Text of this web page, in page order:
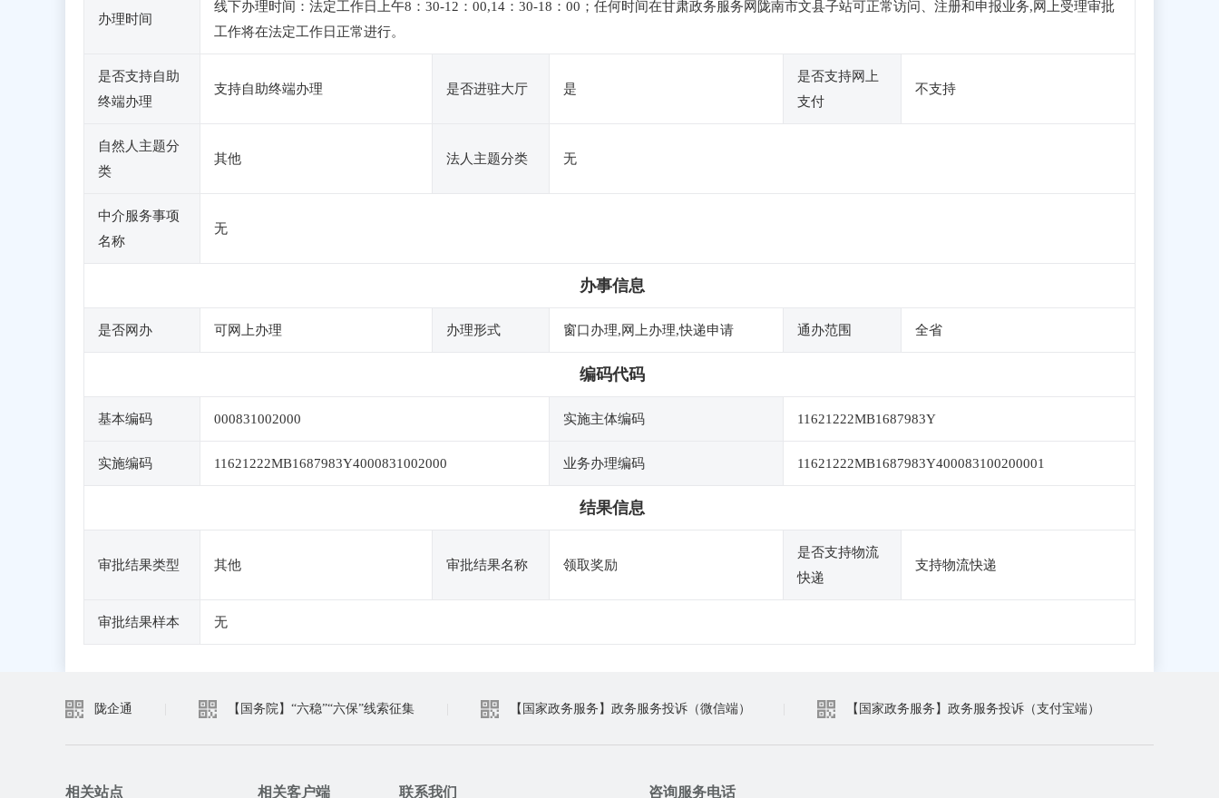
办理时间
线下办理时间：法定工作日上午8：30-12：00,14：30-18：00；任何时间在甘肃政务服务网陇南市文县子站可正常访问、注册和申报业务,网上受理审批
工作将在法定工作日正常进行。
是否支持自助
终端办理
支持自助终端办理 是否进驻大厅 是
是否支持网上
支付
不支持
自然人主题分
类
其他 法人主题分类 无
中介服务事项
名称
无
办事信息
是否网办 可网上办理 办理形式 窗口办理,网上办理,快递申请 通办范围 全省
编码代码
基本编码 000831002000 实施主体编码 11621222MB1687983Y
实施编码 11621222MB1687983Y4000831002000 业务办理编码 11621222MB1687983Y400083100200001
结果信息
审批结果类型 其他 审批结果名称 领取奖励
是否支持物流
快递
支持物流快递
审批结果样本 无
陇企通 【国务院】“六稳”“六保”线索征集 【国家政务服务】政务服务投诉（微信端） 【国家政务服务】政务服务投诉（支付宝端）
相关站点 相关客户端 联系我们 咨询服务电话